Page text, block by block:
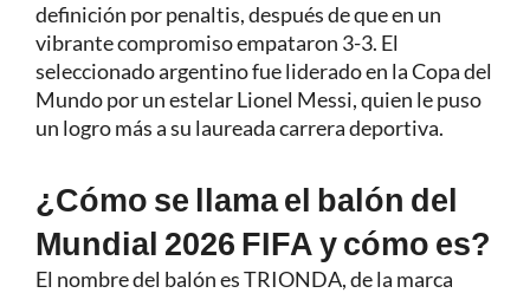
definición por penaltis, después de que en un
vibrante compromiso empataron 3-3. El
seleccionado argentino fue liderado en la Copa del
Mundo por un estelar Lionel Messi, quien le puso
un logro más a su laureada carrera deportiva.
¿Cómo se llama el balón del
Mundial 2026 FIFA y cómo es?
El nombre del balón es TRIONDA, de la marca